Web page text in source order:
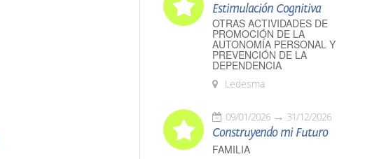
Estimulación Cognitiva
OTRAS ACTIVIDADES DE
PROMOCIÓN DE LA
AUTONOMÍA PERSONAL Y
PREVENCIÓN DE LA
DEPENDENCIA
Ledesma
09/01/2026 31/12/2026
Construyendo mi Futuro
FAMILIA